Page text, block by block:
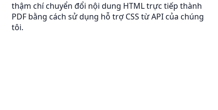
thậm chí chuyển đổi nội dung HTML trực tiếp thành
PDF bằng cách sử dụng hỗ trợ CSS từ API của chúng
tôi.